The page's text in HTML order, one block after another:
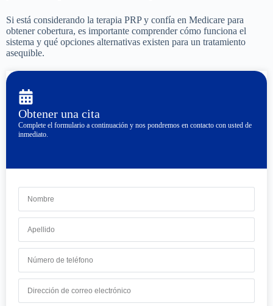
Si está considerando la terapia PRP y confía en Medicare para
obtener cobertura, es importante comprender cómo funciona el
sistema y qué opciones alternativas existen para un tratamiento
asequible.
Obtener una cita
Complete el formulario a continuación y nos pondremos en contacto con usted de
inmediato.